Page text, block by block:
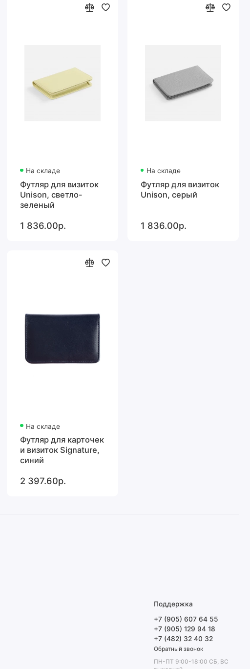
На складе
Футляр для визиток
Unison, светло-
зеленый
1 836.00р.
На складе
Футляр для визиток
Unison, серый
1 836.00р.
На складе
Футляр для карточек
и визиток Signature,
синий
2 397.60р.
Поддержка
+7 (905) 607 64 55
+7 (905) 129 94 18
+7 (482) 32 40 32
Обратный звонок
ПН-ПТ 9:00-18:00 СБ, ВС